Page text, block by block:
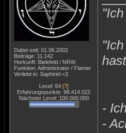
Dabei seit: 01.06.2002
Beiträge: 11.142
Herkunft: Bielefeld / NRW
Funktion: Administrator / Flamer
Verliebt in: Saphiriel <3
Level: 64 [?]
Erfahrungspunkte: 98.414.022
Nächster Level: 100.000.000
-
-